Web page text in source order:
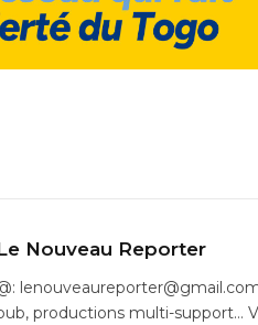
Nouveau Reporter
productions multi-support…